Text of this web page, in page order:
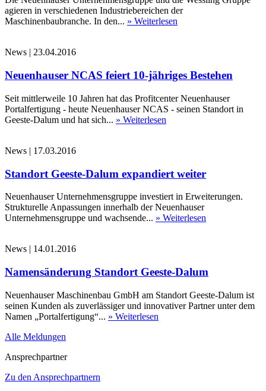
agieren in verschiedenen Industriebereichen der
Maschinenbaubranche. In den... » Weiterlesen
News 23.04.2016
Neuenhauser NCAS feiert 10-jähriges Bestehen
Seit mittlerweile 10 Jahren hat das Profitcenter Neuenhauser
Portalfertigung - heute Neuenhauser NCAS - seinen Standort in
Geeste-Dalum und hat sich... » Weiterlesen
News | 17.03.2016
Standort Geeste-Dalum expandiert weiter
Neuenhauser Unternehmensgruppe investiert in Erweiterungen.
Strukturelle Anpassungen innerhalb der Neuenhauser
Unternehmensgruppe und wachsende... » Weiterlesen
News | 14.01.2016
Namensänderung Standort Geeste-Dalum
Neuenhauser Maschinenbau GmbH am Standort Geeste-Dalum ist
seinen Kunden als zuverlässiger und innovativer Partner unter dem
Namen „Portalfertigung“... » Weiterlesen
Alle Meldungen
Ansprechpartner
Zu den Ansprechpartnern